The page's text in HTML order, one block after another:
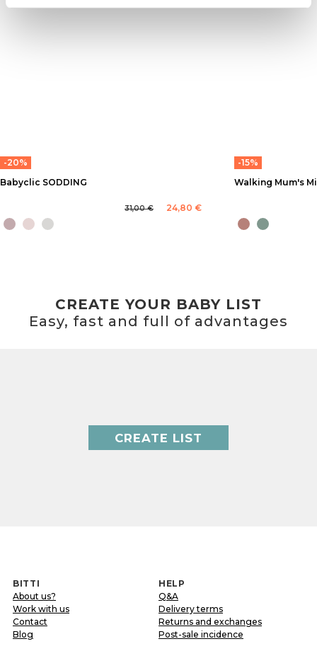
-20%
Babyclic SODDING
31,00 € 24,80 €
-15%
Walking Mum's
CREATE YOUR BABY LIST
Easy, fast and full of advantages
CREATE LIST
BITTI
About us?
Work with us
Contact
Blog
HELP
Q&A
Delivery terms
Returns and exchanges
Post-sale incidence